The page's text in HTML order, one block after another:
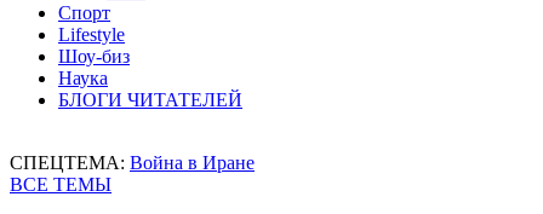
Спорт
Lifestyle
Шоу-биз
Наука
БЛОГИ ЧИТАТЕЛЕЙ
СПЕЦТЕМА: Война в Иране
ВСЕ ТЕМЫ